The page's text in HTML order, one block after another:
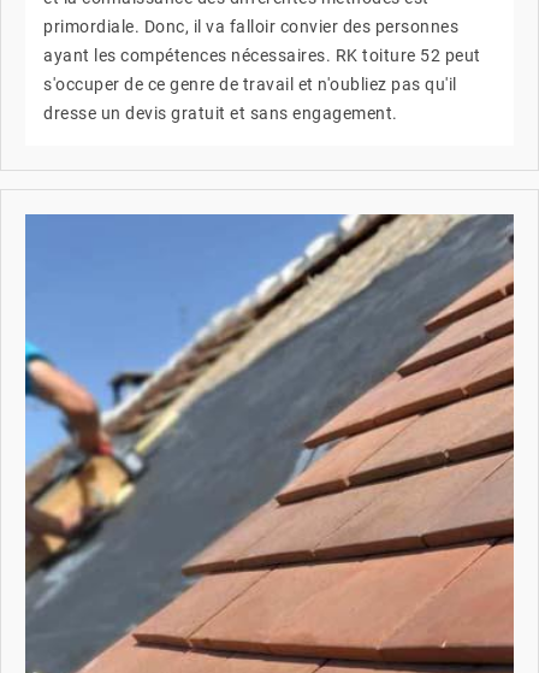
primordiale. Donc, il va falloir convier des personnes
ayant les compétences nécessaires. RK toiture 52 peut
s'occuper de ce genre de travail et n'oubliez pas qu'il
dresse un devis gratuit et sans engagement.